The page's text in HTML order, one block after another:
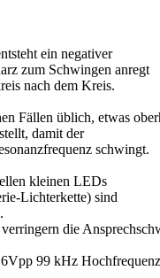
ein negativer
zum Schwingen anregt
nach dem Kreis.
Fällen üblich, etwas
damit der
schwingt.
kleinen LEDs
Lichterkette) sind
die
99 kHz